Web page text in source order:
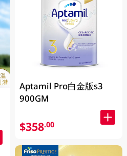
Aptamil Pro白金版s3
900GM
$358.00